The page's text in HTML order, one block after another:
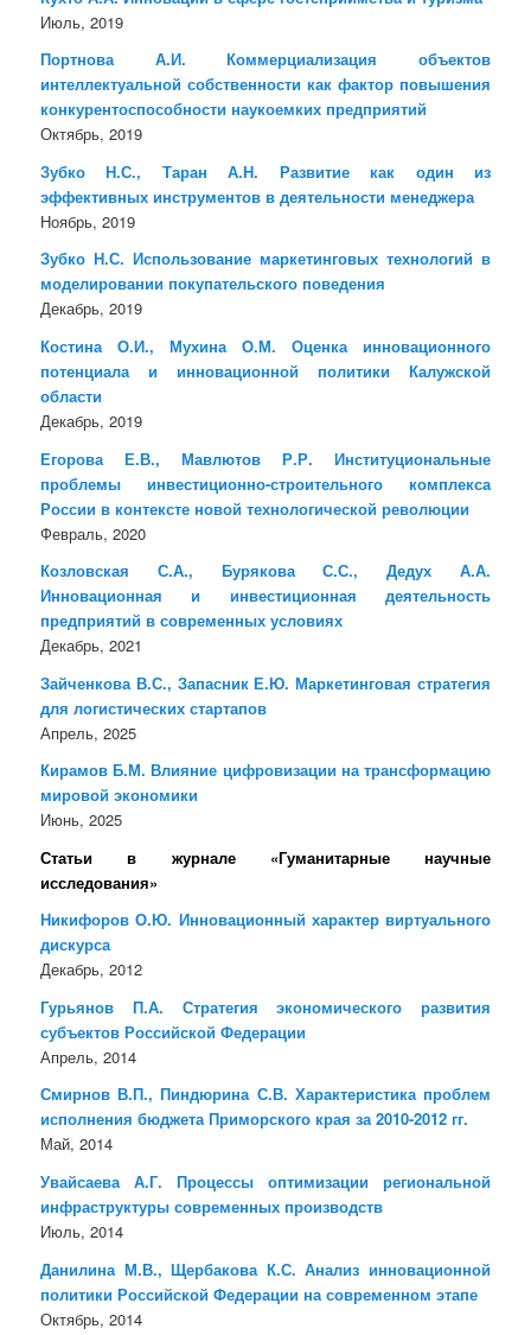
Июль, 2019
Портнова А.И. Коммерциализация объектов
интеллектуальной собственности как фактор повышения
конкурентоспособности наукоемких предприятий
Октябрь, 2019
Зубко Н.С., Таран А.Н. Развитие как один из
эффективных инструментов в деятельности менеджера
Ноябрь, 2019
Зубко Н.С. Использование маркетинговых технологий в
моделировании покупательского поведения
Декабрь, 2019
Костина О.И., Мухина О.М. Оценка инновационного
потенциала и инновационной политики Калужской
области
Декабрь, 2019
Егорова Е.В., Мавлютов Р.Р. Институциональные
проблемы инвестиционно-строительного комплекса
России в контексте новой технологической революции
Февраль, 2020
Козловская С.А., Бурякова С.С., Дедух А.А.
Инновационная и инвестиционная деятельность
предприятий в современных условиях
Декабрь, 2021
Зайченкова В.С., Запасник Е.Ю. Маркетинговая стратегия
для логистических стартапов
Апрель, 2025
Кирамов Б.М. Влияние цифровизации на трансформацию
мировой экономики
Июнь, 2025
Статьи в журнале «Гуманитарные научные
исследования»
Никифоров О.Ю. Инновационный характер виртуального
дискурса
Декабрь, 2012
Гурьянов П.А. Стратегия экономического развития
субъектов Российской Федерации
Апрель, 2014
Смирнов В.П., Пиндюрина С.В. Характеристика проблем
исполнения бюджета Приморского края за 2010-2012 гг.
Май, 2014
Увайсаева А.Г. Процессы оптимизации региональной
инфраструктуры современных производств
Июль, 2014
Данилина М.В., Щербакова К.С. Анализ инновационной
политики Российской Федерации на современном этапе
Октябрь, 2014